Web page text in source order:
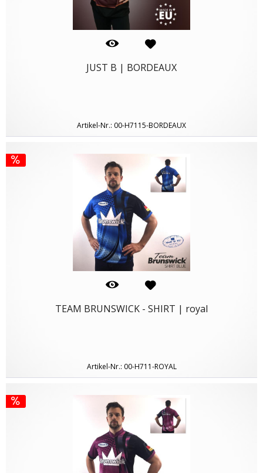
JUST B | BORDEAUX
Artikel-Nr.: 00-H7115-BORDEAUX
TEAM BRUNSWICK - SHIRT | royal
Artikel-Nr.: 00-H711-ROYAL